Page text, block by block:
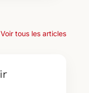
Voir tous les articles